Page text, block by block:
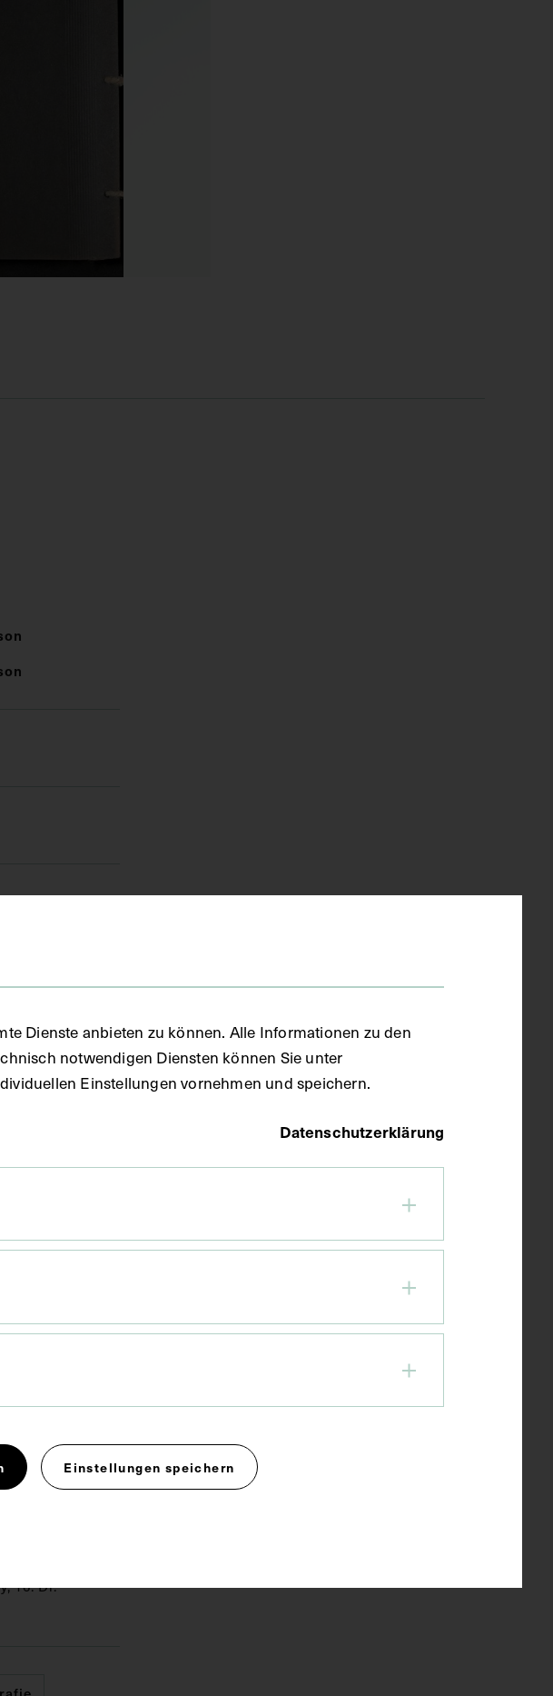
16. Dr.
Dienste anbieten zu können. Alle Informationen zu den
notwendigen Diensten können Sie unter
Einstellungen vornehmen und speichern.
Datenschutzerklärung
Einstellungen speichern